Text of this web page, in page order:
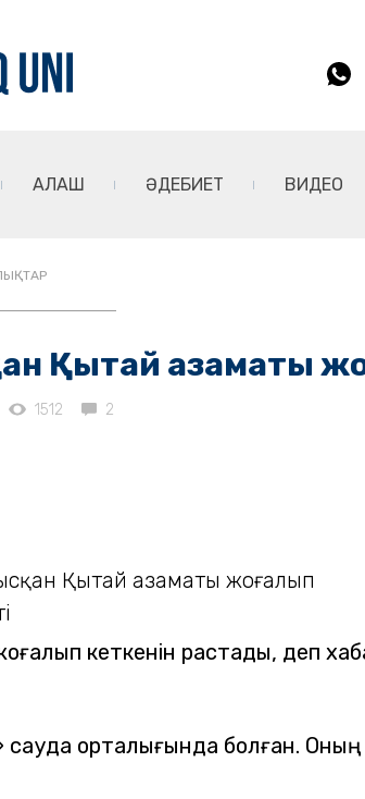
АЛАШ ӘДЕБИЕТ ВИДЕО
Қытай азаматы
1512 2
кеткенін растады, деп
сауда орталығында болған.